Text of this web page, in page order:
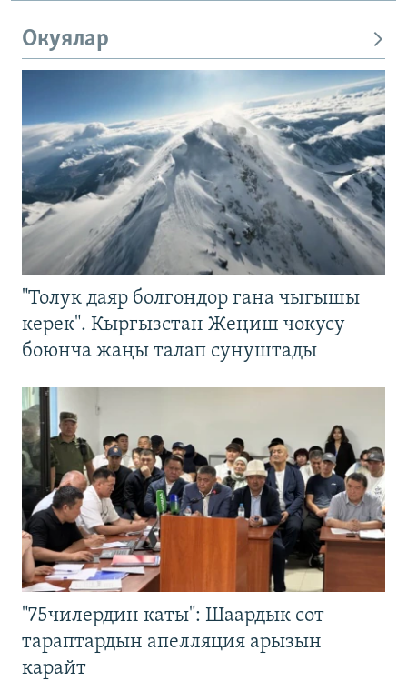
Окуялар
"Толук даяр болгондор гана чыгышы
керек". Кыргызстан Жеңиш чокусу
боюнча жаңы талап сунуштады
"75чилердин каты": Шаардык сот
тараптардын апелляция арызын
карайт